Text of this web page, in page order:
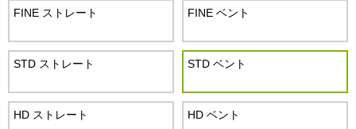
FINE ストレート FINE ベント
STD ストレート STD ベント
HD ストレート HD ベント